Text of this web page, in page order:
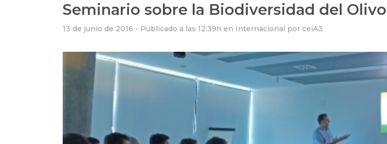
Seminario sobre la Biodiversidad del Olivo
13 de junio de 2016 - Publicado a las 12:39h en Internacional por ceiA3